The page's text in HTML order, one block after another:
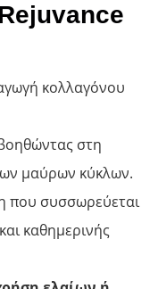
κολλαγόνου
στη
μαύρων κύκλων.
που συσσωρεύεται
καθημερινής